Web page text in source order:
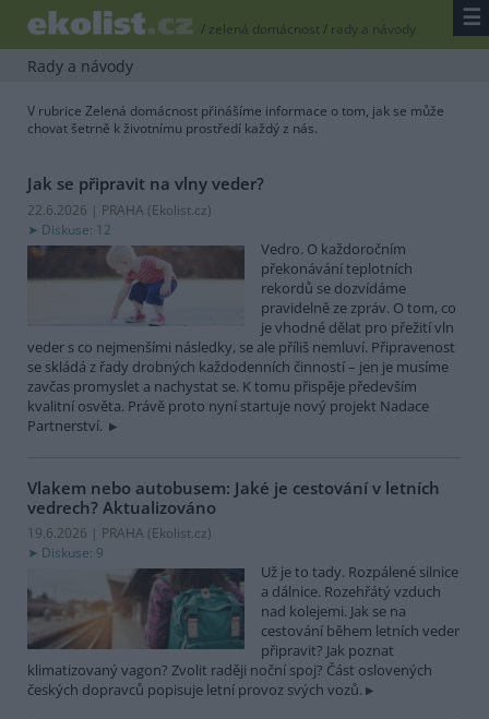
/ zelená domácnost/ rady a návody ☰
Rady a návody
V rubrice Zelená domácnost přinášíme informace o tom, jak se může
chovat šetrně k životnímu prostředí každý z nás.
Jak se připravit na vlny veder?
22.6.2026 | PRAHA (Ekolist.cz)
Diskuse: 12
Vedro. O každoročním
překonávání teplotních
rekordů se dozvídáme
pravidelně ze zpráv. O tom, co
je vhodné dělat pro přežití vln
veder s co nejmenšími následky, se ale příliš nemluví. Připravenost
se skládá z řady drobných každodenních činností – jen je musíme
zavčas promyslet a nachystat se. K tomu přispěje především
kvalitní osvěta. Právě proto nyní startuje nový projekt Nadace
Partnerství.
Vlakem nebo autobusem: Jaké je cestování v letních
vedrech? Aktualizováno
19.6.2026 | PRAHA (Ekolist.cz)
Diskuse: 9
Už je to tady. Rozpálené silnice
a dálnice. Rozehřátý vzduch
nad kolejemi. Jak se na
cestování během letních veder
připravit? Jak poznat
klimatizovaný vagon? Zvolit raději noční spoj? Část oslovených
českých dopravců popisuje letní provoz svých vozů.